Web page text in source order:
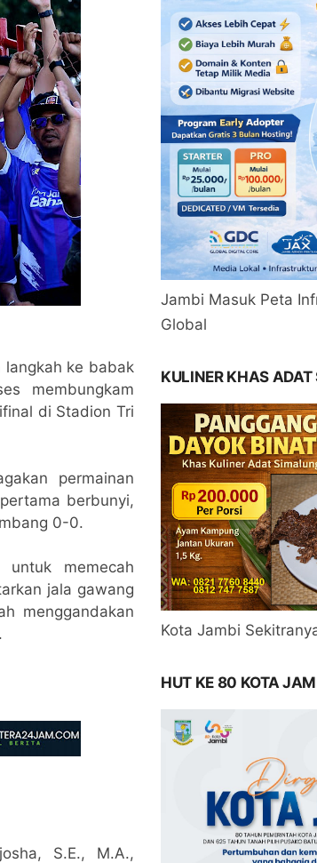
langkah ke babak
membungkam
di Stadion Tri
permainan
berbunyi,
0-0.
memecah
jala gawang
menggandakan
S.E., M.A.,
Jambi Masuk Peta
Global
KULINER KHAS
Kota Jambi
HUT KE 80 KOTA